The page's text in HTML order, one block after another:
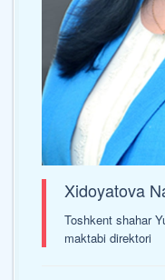
Xidoyatova
Toshkent shahar
maktabi direktori